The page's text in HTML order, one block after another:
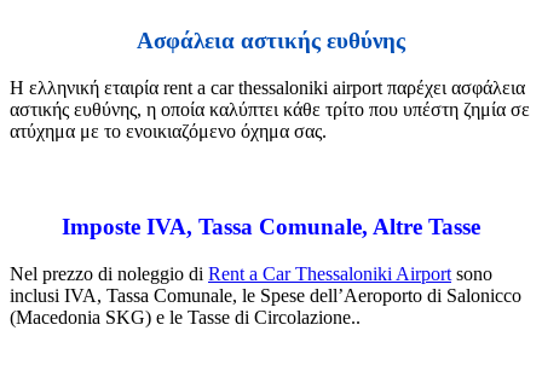
Ασφάλεια αστικής ευθύνης
Η ελληνική εταιρία rent a car thessaloniki airport παρέχει ασφάλεια
αστικής ευθύνης, η οποία καλύπτει κάθε τρίτο που υπέστη ζημία σε
ατύχημα με το ενοικιαζόμενο όχημα σας.
Imposte IVA, Tassa Comunale, Altre Tasse
Nel prezzo di noleggio di Rent a Car Thessaloniki Airport sono
inclusi IVA, Tassa Comunale, le Spese dell’Aeroporto di Salonicco
(Macedonia SKG) e le Tasse di Circolazione..